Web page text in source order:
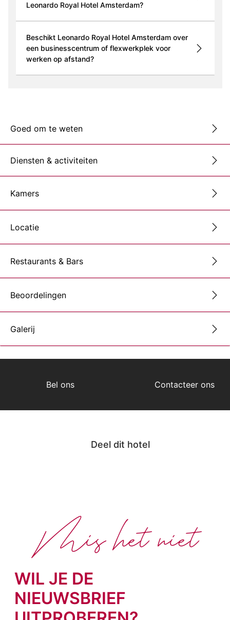
Leonardo Royal Hotel Amsterdam?
Beschikt Leonardo Royal Hotel Amsterdam over
een businesscentrum of flexwerkplek voor
werken op afstand?
Goed om te weten
Diensten & activiteiten
Kamers
Locatie
Restaurants & Bars
Beoordelingen
Galerij
Bel ons Contacteer ons
Deel dit hotel
WIL JE DE
NIEUWSBRIEF
Mis het niet